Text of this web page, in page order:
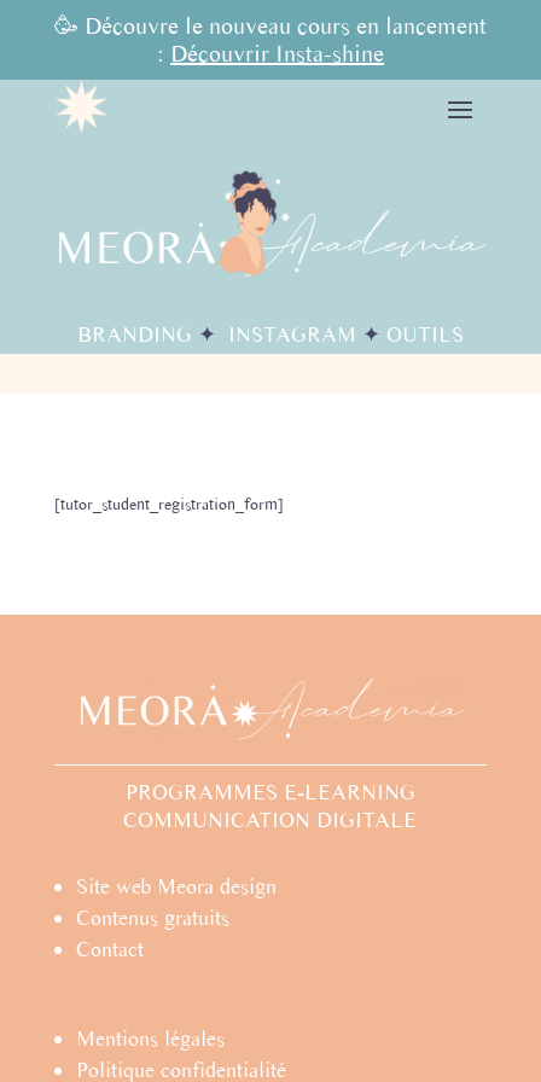
🥳 Découvre le nouveau cours en lancement
: Découvrir Insta-shine
BRANDING ✦ INSTAGRAM ✦ OUTILS
[tutor_student_registration_form]
PROGRAMMES E-LEARNING
COMMUNICATION DIGITALE
Site web Meora design
Contenus gratuits
Contact
Mentions légales
Politique confidentialité